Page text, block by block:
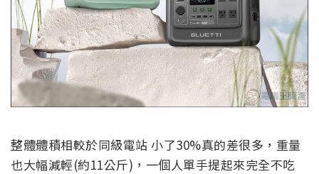
整體體積相較於同級電站 小了30%真的差很多，重量
也大幅減輕(約11公斤)，一個人單手提起來完全不吃